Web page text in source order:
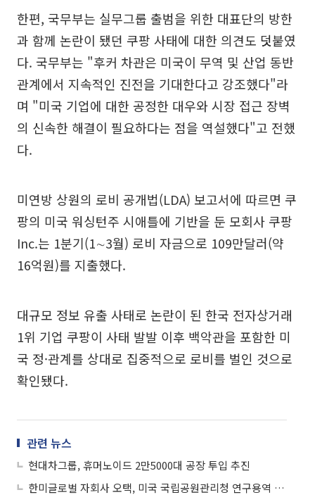
한편, 국무부는 실무그룹 출범을 위한 대표단의 방한
과 함께 논란이 됐던 쿠팡 사태에 대한 의견도 덧붙였
다. 국무부는 "후커 차관은 미국이 무역 및 산업 동반
관계에서 지속적인 진전을 기대한다고 강조했다"라
며 "미국 기업에 대한 공정한 대우와 시장 접근 장벽
의 신속한 해결이 필요하다는 점을 역설했다"고 전했
다.
미연방 상원의 로비 공개법(LDA) 보고서에 따르면 쿠
팡의 미국 워싱턴주 시애틀에 기반을 둔 모회사 쿠팡
Inc.는 1분기(1∼3월) 로비 자금으로 109만달러(약
16억원)를 지출했다.
대규모 정보 유출 사태로 논란이 된 한국 전자상거래
1위 기업 쿠팡이 사태 발발 이후 백악관을 포함한 미
국 정·관계를 상대로 집중적으로 로비를 벌인 것으로
확인됐다.
관련 뉴스
현대차그룹, 휴머노이드 2만5000대 공장 투입 추진
한미글로벌 자회사 오택, 미국 국립공원관리청 연구용역 수주